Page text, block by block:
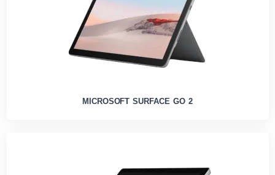
MICROSOFT SURFACE GO 2